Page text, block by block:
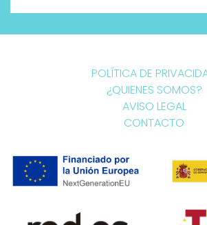
POLÍTICA DE
¿QUIENES SOMOS?
AVISO LEGAL
CONTACTO